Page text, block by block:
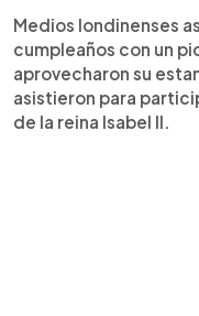
Medios londinenses
cumpleaños con un
aprovecharon su
asistieron para
de la reina Isabel II.